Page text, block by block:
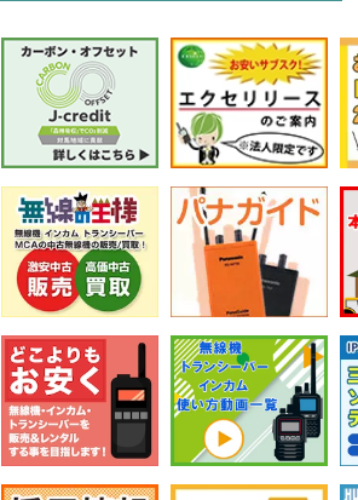
選択条件をリセット